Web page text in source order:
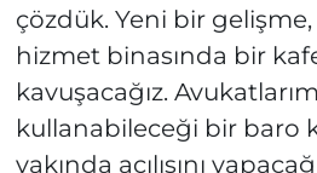
çözdük. Yeni bir
hizmet binasında bir
kavuşacağız.
kullanabileceği bir baro
yakında açılışını